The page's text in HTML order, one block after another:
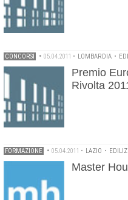
CONCORSI • 05.04.2011 • LOMBARDIA •
Premio
Rivolta
FORMAZIONE • 05.04.2011 • LAZIO •
Master